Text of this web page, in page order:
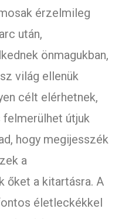
érzelmileg
után,
önmagukban,
világ ellenük
célt elérhetnek,
felmerülhet útjuk
hogy megijesszék
a
őket a kitartásra. A
életleckékkel